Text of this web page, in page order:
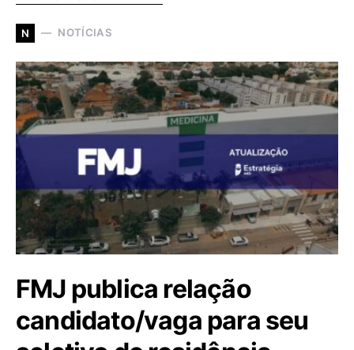
N NOTÍCIAS
FMJ publica relação
candidato/vaga para seu